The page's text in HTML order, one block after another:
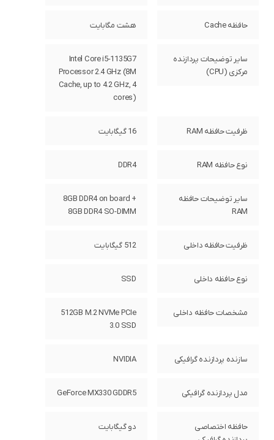
حافظه Cache هشت مگابایت
سایر توضیحات پردازنده
مرکزی (CPU)
Intel Core i5-1135G7
Processor 2.4 GHz (8M
Cache, up to 4.2 GHz, 4
cores)
ظرفیت حافظه RAM 16 گیگابایت
نوع حافظه RAM DDR4
سایر توضیحات حافظه
RAM
8GB DDR4 on board +
8GB DDR4 SO-DIMM
ظرفیت حافظه داخلی 512 گیگابایت
نوع حافظه داخلی SSD
مشخصات حافظه داخلی
512GB M.2 NVMe PCIe
3.0 SSD
سازنده پردازنده گرافیکی NVIDIA
مدل پردازنده گرافیکی GeForce MX330 GDDR5
حافظه اختصاصی
دو گیگابایت